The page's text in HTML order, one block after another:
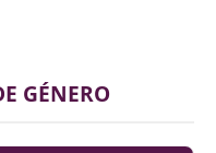
GÉNERO